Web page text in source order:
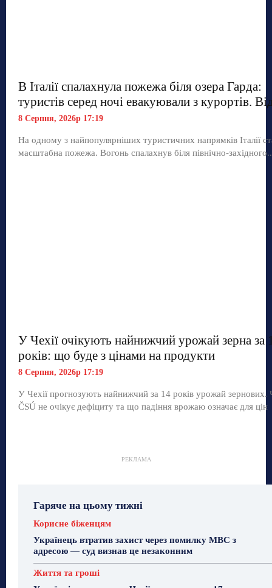
В Італії спалахнула пожежа біля озера Гарда:
туристів серед ночі евакуювали з курортів.
8 Серпня, 2026р 17:19
На одному з найпопулярніших туристичних напрямків Італії
масштабна пожежа. Вогонь спалахнув біля північно-
У Чехії очікують найнижчий урожай зерна за
років: що буде з цінами на продукти
8 Серпня, 2026р 17:19
У Чехії прогнозують найнижчий за 14 років урожай
ČSÚ не очікує дефіциту та що падіння врожаю означає для цін
РЕКЛАМА
Гаряче на цьому тижні
Корисне біженцям
Українець втратив захист через помилку МВС з
адресою — суд визнав це незаконним
Життя та гроші